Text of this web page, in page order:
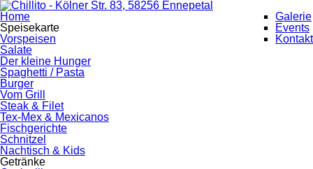
Home
Speisekarte
Vorspeisen
Salate
Der kleine Hunger
Spaghetti / Pasta
Burger
Vom Grill
Steak & Filet
Tex-Mex & Mexicanos
Fischgerichte
Schnitzel
Nachtisch & Kids
Getränke
Galerie
Events
Kontakt